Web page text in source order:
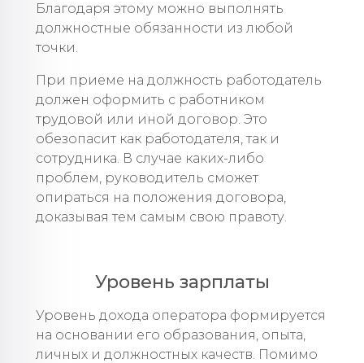
Благодаря этому можно выполнять
должностные обязанности из любой
точки.
При приеме на должность работодатель
должен оформить с работником
трудовой или иной договор. Это
обезопасит как работодателя, так и
сотрудника. В случае каких-либо
проблем, руководитель сможет
опираться на положения договора,
доказывая тем самым свою правоту.
Уровень зарплаты
Уровень дохода оператора формируется
на основании его образования, опыта,
личных и должностных качеств. Помимо